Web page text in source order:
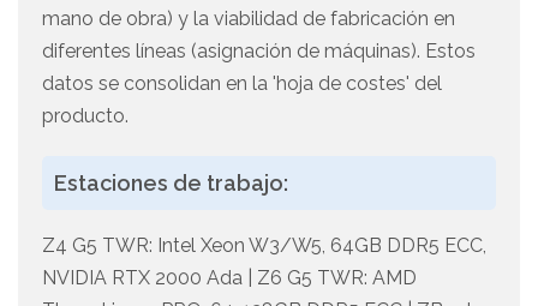
mano de obra) y la viabilidad de fabricación en
diferentes líneas (asignación de máquinas). Estos
datos se consolidan en la 'hoja de costes' del
producto.
Estaciones de trabajo:
Z4 G5 TWR: Intel Xeon W3/W5, 64GB DDR5 ECC,
NVIDIA RTX 2000 Ada | Z6 G5 TWR: AMD